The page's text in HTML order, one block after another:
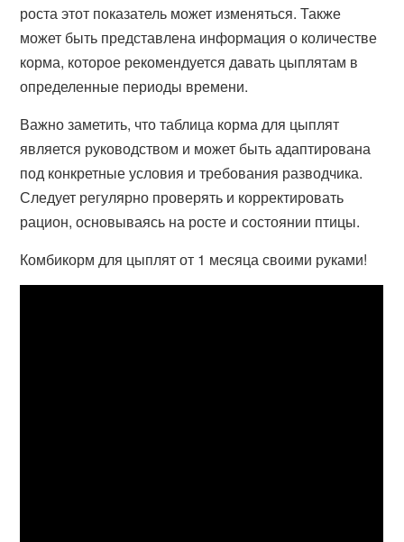
роста этот показатель может изменяться. Также
может быть представлена информация о количестве
корма, которое рекомендуется давать цыплятам в
определенные периоды времени.
Важно заметить, что таблица корма для цыплят
является руководством и может быть адаптирована
под конкретные условия и требования разводчика.
Следует регулярно проверять и корректировать
рацион, основываясь на росте и состоянии птицы.
Комбикорм для цыплят от 1 месяца своими руками!